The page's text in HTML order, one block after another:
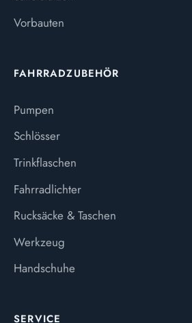
Vorbauten
FAHRRADZUBEHÖR
Pumpen
Schlösser
Trinkflaschen
Fahrradlichter
Rucksäcke & Taschen
Werkzeug
Handschuhe
SERVICE